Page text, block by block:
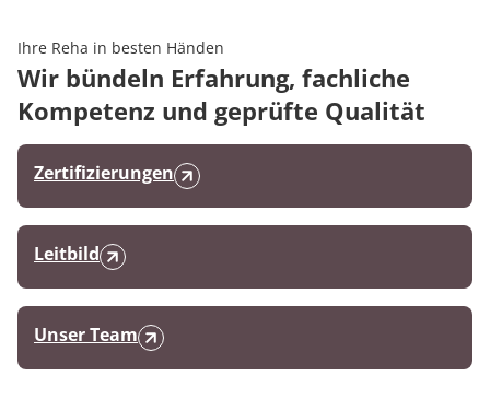
Ihre Reha in besten Händen
Wir bündeln Erfahrung, fachliche
Kompetenz und geprüfte Qualität
Zertifizierungen
Leitbild
Unser Team